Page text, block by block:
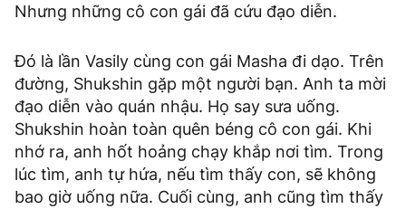
Nhưng những cô con gái đã cứu đạo diễn.
Đó là lần Vasily cùng con gái Masha đi dạo. Trên
đường, Shukshin gặp một người bạn. Anh ta mời
đạo diễn vào quán nhậu. Họ say sưa uống.
Shukshin hoàn toàn quên béng cô con gái. Khi
nhớ ra, anh hốt hoảng chạy khắp nơi tìm. Trong
lúc tìm, anh tự hứa, nếu tìm thấy con, sẽ không
bao giờ uống nữa. Cuối cùng, anh cũng tìm thấy